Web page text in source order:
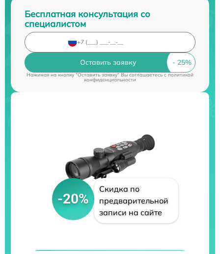
Бесплатная консультация со
специалистом
Оставить заявку
Нажимая на кнопку "Оставить заявку" Вы соглашаетесь cполитикой
конфиденциальности
-20%
Скидка по
предварительной
записи на сайте